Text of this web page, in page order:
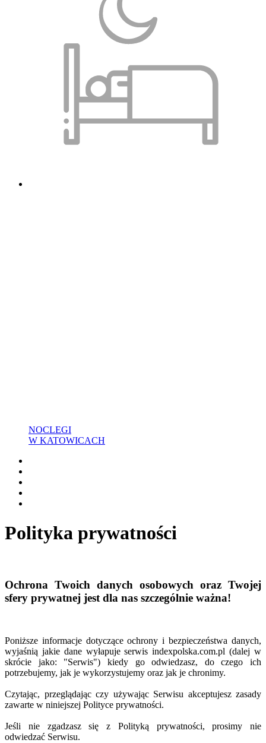
NOCLEGI
W KATOWICACH
Polityka prywatności
Ochrona Twoich danych osobowych oraz Twojej
sfery prywatnej jest dla nas szczególnie ważna!
Poniższe informacje dotyczące ochrony i bezpieczeństwa danych,
wyjaśnią jakie dane wyłapuje serwis indexpolska.com.pl (dalej w
skrócie jako: "Serwis") kiedy go odwiedzasz, do czego ich
potrzebujemy, jak je wykorzystujemy oraz jak je chronimy.
Czytając, przeglądając czy używając Serwisu akceptujesz zasady
zawarte w niniejszej Polityce prywatności.
Jeśli nie zgadzasz się z Polityką prywatności, prosimy nie
odwiedzać Serwisu.